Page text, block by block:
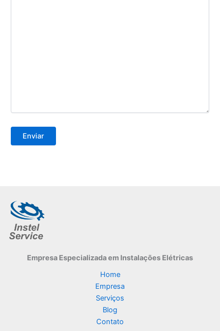
Empresa Especializadaem Instalações Elétricas
Home
Empresa
Serviços
Blog
Contato